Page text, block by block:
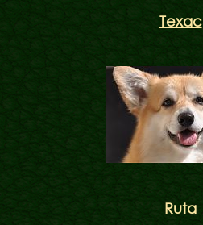
Техас
Ruta